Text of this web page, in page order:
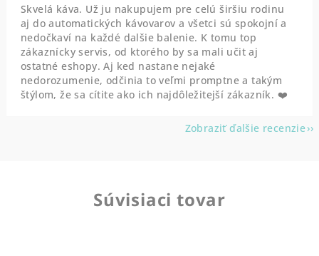
Skvelá káva. Už ju nakupujem pre celú širšiu rodinu
aj do automatických kávovarov a všetci sú spokojní a
nedočkaví na každé dalšie balenie. K tomu top
zákaznícky servis, od ktorého by sa mali učit aj
ostatné eshopy. Aj ked nastane nejaké
nedorozumenie, odčinia to veľmi promptne a takým
štýlom, že sa cítite ako ich najdôležitejší zákazník. ❤️
Zobraziť ďalšie recenzie
Súvisiaci tovar